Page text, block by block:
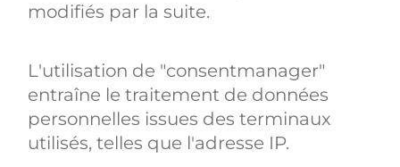
modifiés par la suite.
L'utilisation de "consentmanager"
entraîne le traitement de données
personnelles issues des terminaux
utilisés, telles que l'adresse IP.